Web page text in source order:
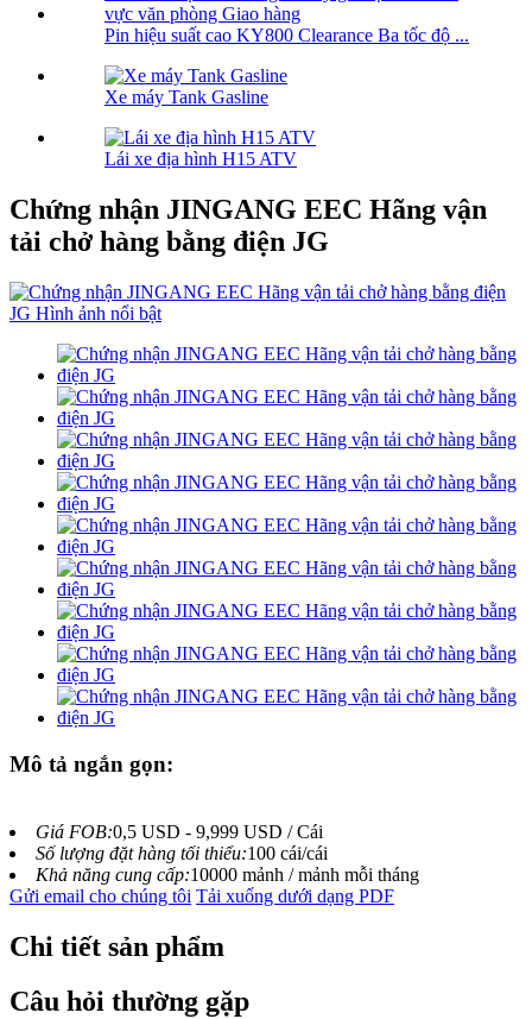
Pin hiệu suất cao KY800 Clearance Ba tốc độ ...
Xe máy Tank Gasline
Lái xe địa hình H15 ATV
Chứng nhận JINGANG EEC Hãng vận
tải chở hàng bằng điện JG
Mô tả ngắn gọn:
Giá FOB:0,5 USD - 9,999 USD / Cái
Số lượng đặt hàng tối thiểu:100 cái/cái
Khả năng cung cấp:10000 mảnh / mảnh mỗi tháng
Gửi email cho chúng tôi Tải xuống dưới dạng PDF
Chi tiết sản phẩm
Câu hỏi thường gặp